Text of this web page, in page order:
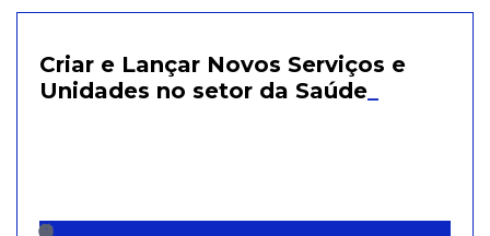
Criar e Lançar Novos Serviços e
Unidades no setor da Saúde